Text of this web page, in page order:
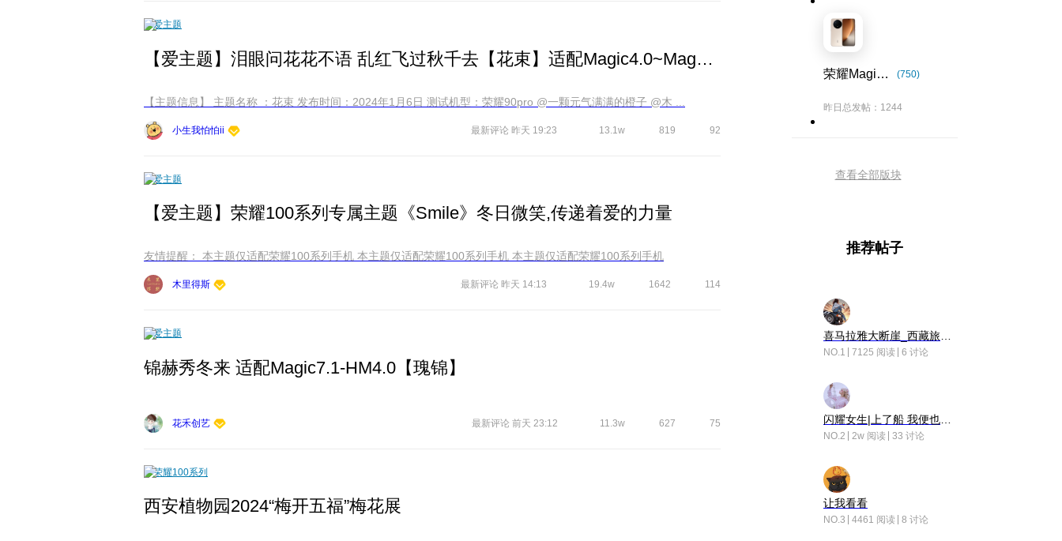
爱主题
【爱主题】泪眼问花花不语 乱红飞过秋千去【花束】适配Magic4.0~Magic7.2
【主题信息】 主题名称 ：花束 发布时间：2024年1月6日 测试机型：荣耀90pro @一颗元气满满的橙子 @木 ...
小生我怕怕ii 最新评论 昨天 19:23 13.1w 819 92
爱主题
【爱主题】荣耀100系列专属主题《Smile》冬日微笑,传递着爱的力量
友情提醒： 本主题仅适配荣耀100系列手机 本主题仅适配荣耀100系列手机 本主题仅适配荣耀100系列手机
木里得斯 最新评论 昨天 14:13 19.4w 1642 114
爱主题
锦赫秀冬来 适配Magic7.1-HM4.0【瑰锦】
花禾创艺 最新评论 前天 23:12 11.3w 627 75
荣耀100系列
西安植物园2024“梅开五福”梅花展
荣耀Magic8系列 (750)
昨日总发帖：1244
查看全部版块
推荐帖子
NO.1 7125 阅读 6 讨论
NO.2 2w 阅读 33 讨论
让我看看
NO.3 4461 阅读 8 讨论